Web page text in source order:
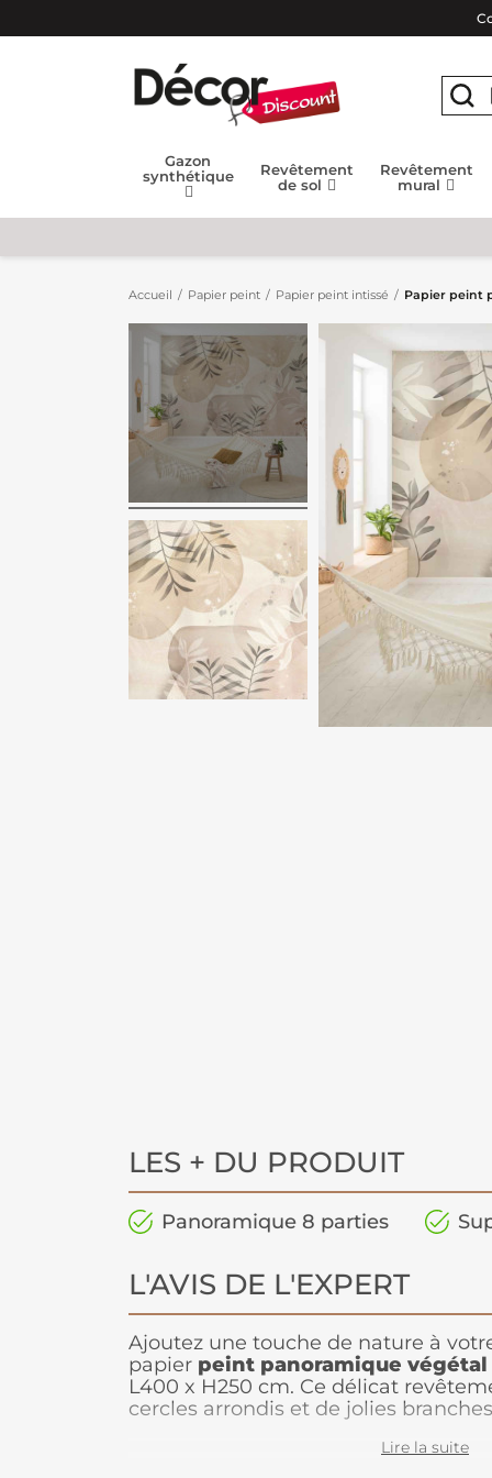
Gazon
synthétique
Revêtement
de sol
Revêtement
mural
Accueil Papier peint Papier peint intissé Papier peint
LES + DU PRODUIT
Panoramique 8 parties
L'AVIS DE L'EXPERT
Ajoutez une touche de nature à
papier peint panoramique végétal
L400 x H250 cm. Ce délicat
cercles arrondis et de jolies
un espace chaleureux dans votre
Lire la suite